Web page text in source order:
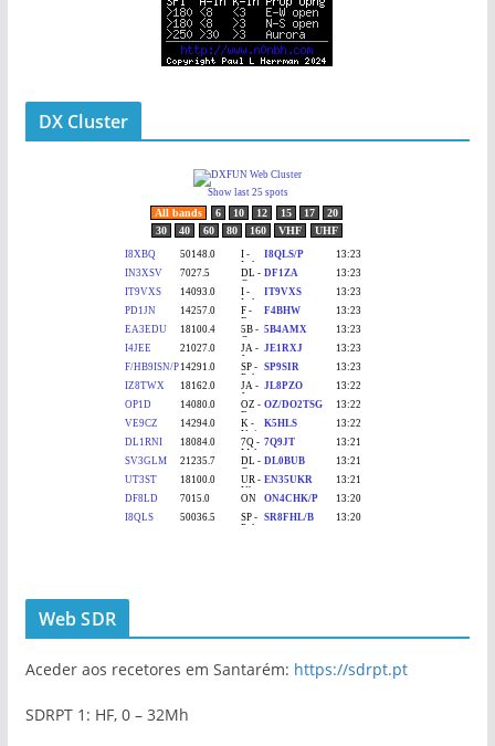
DX Cluster
Web SDR
Aceder aos recetores em Santarém: https://sdrpt.pt
SDRPT 1: HF, 0 – 32Mh